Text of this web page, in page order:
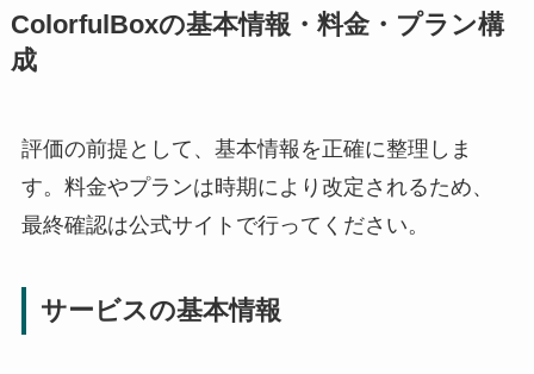
ColorfulBoxの基本情報・料金・プラン構
成
評価の前提として、基本情報を正確に整理しま
す。料金やプランは時期により改定されるため、
最終確認は公式サイトで行ってください。
サービスの基本情報